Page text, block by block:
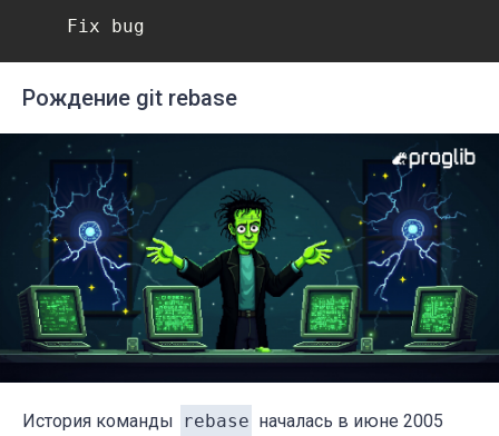
    Fix bug
Рождение git rebase
История команды rebase началась в июне 2005